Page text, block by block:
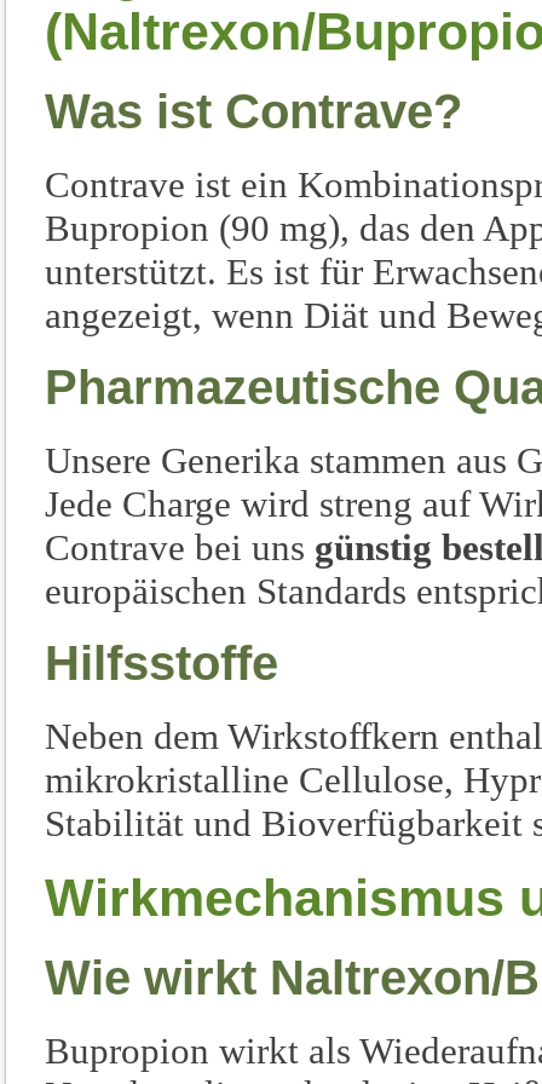
(Naltrexon/
Was ist Contrave?
Contrave ist ein
Bupropion (90 mg), das den
unterstützt. Es ist für
angezeigt, wenn Diät und
Pharmazeutische
Unsere Generika stammen aus
Jede Charge wird streng auf
Contrave bei uns günstig
europäischen Standards
Hilfsstoffe
Neben dem Wirkstoffkern
mikrokristalline Cellulose,
Stabilität und Bioverfügbarkeit
Wirkmechanismus
Wie wirkt Naltrexon/
Bupropion wirkt als